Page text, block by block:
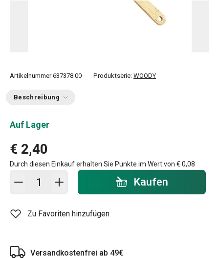
Artikelnummer 637378.00 Produktserie: WOODY
Beschreibung
Auf Lager
€ 2,40
Durch diesen Einkauf erhalten Sie Punkte im Wert von € 0,08
In den Warenkorb - Menge Kaufen
Zu Favoriten hinzufügen
Versandkostenfrei ab 49€